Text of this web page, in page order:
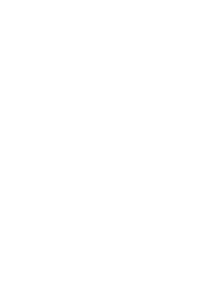
ob die gegen Sie